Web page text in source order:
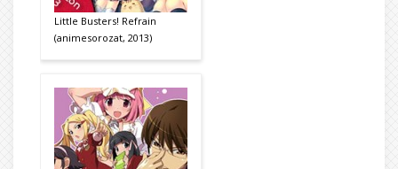
Little Busters! Refrain
(animesorozat, 2013)